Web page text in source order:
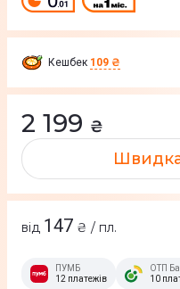
Кешбек 109 ₴
2 199 ₴
від 147 ₴ / пл.
ПУМБ
12 платежів
ОТП
10